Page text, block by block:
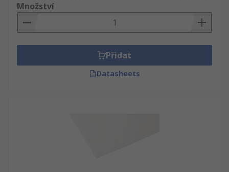
Množství
Přidat
Datasheets